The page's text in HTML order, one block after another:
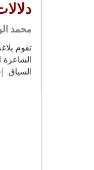
محمد
تقوم
السياق.